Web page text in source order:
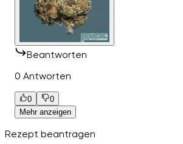
Beantworten
0 Antworten
0
0
Mehr anzeigen
Rezept beantragen